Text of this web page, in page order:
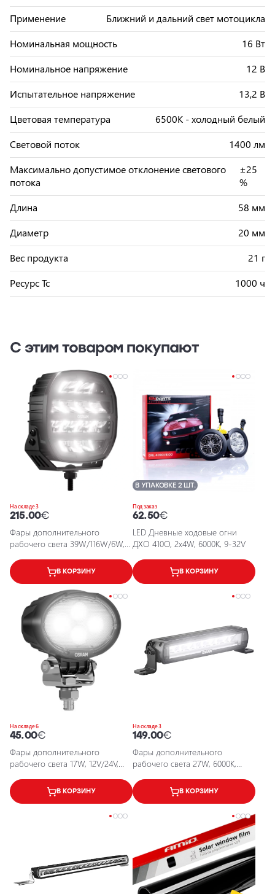
Применение
Ближний и дальний свет мотоциклa
Номинальная мощность
16 Вт
Номинальное напряжение
12 В
Испытательное напряжение
13,2 В
Цветовая температура
6500К - холодный белый
Световой поток
1400 лм
Максимально допустимое отклонение светового
потока
±25
%
Длина
58 мм
Диаметр
20 мм
Вес продукта
21 г
Ресурс Tc
1000 ч
С этим товаром покупают
На складе 3
215.00€
Фары дополнительного
рабочего света 39W/116W/6W,
В КОРЗИНУ
Под заказ
В УПАКОВКЕ 2 ШТ.
62.50€
LED Дневные ходовые огни
ДХО 410O, 2x4W, 6000K, 9-32V
В КОРЗИНУ
На складе 6
45.00€
Фары дополнительного
рабочего света 17W, 12V/24V,
В КОРЗИНУ
На складе 3
149.00€
Фары дополнительного
рабочего света 27W, 6000K,
2
В КОРЗИНУ